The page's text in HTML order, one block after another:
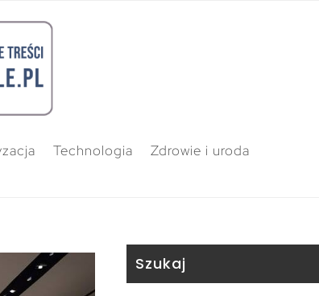
Technologia Zdrowie i uroda
Szukaj